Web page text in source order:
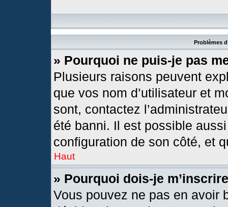
Problèmes
» Pourquoi ne puis-je pas
Plusieurs raisons peuvent
que vos nom d’utilisateur et
sont, contactez
été banni. Il est possible
configuration de son côté, et
Haut
» Pourquoi dois-je
Vous pouvez ne pas en avoir